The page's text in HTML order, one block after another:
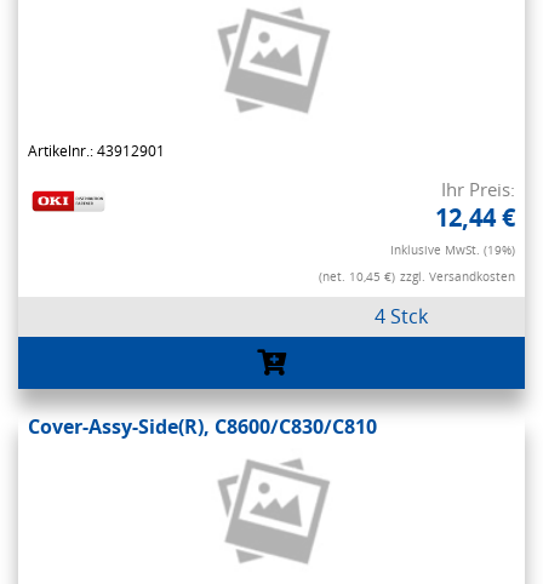
Artikelnr.: 43912901
Ihr Preis:
12,44 €
Inklusive MwSt. (19%)
(net. 10,45 €) zzgl. Versandkosten
4 Stck
Cover-Assy-Side(R), C8600/C830/C810